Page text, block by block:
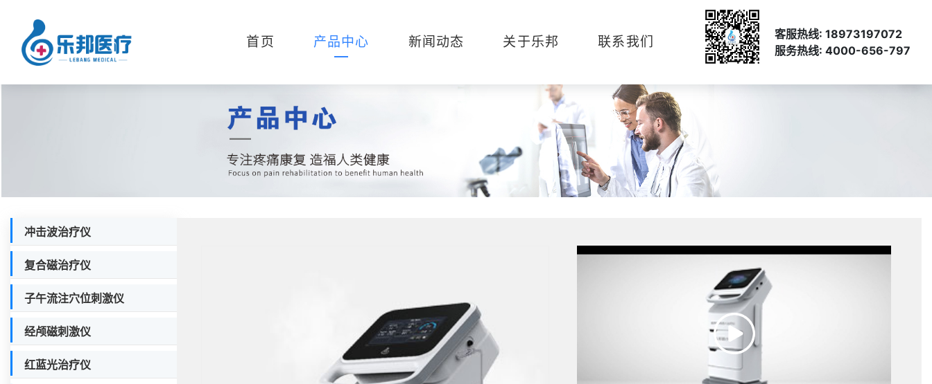
首页 产品中心 新闻动态 关于乐邦 联系我们
客服热线: 18973197072
服务热线: 4000-656-797
冲击波治疗仪
复合磁治疗仪
子午流注穴位刺激仪
经颅磁刺激仪
红蓝光治疗仪